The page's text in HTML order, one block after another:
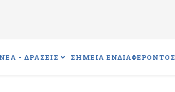
ΝΕΑ - ΔΡΑΣΕΙΣ ΣΗΜΕΙΑ ΕΝΔΙΑΦΕΡΟΝΤΟΣ